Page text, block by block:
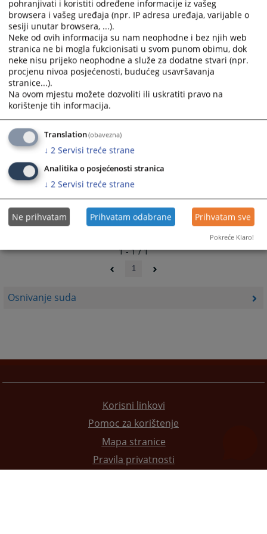
Osnivanje suda
and
select
a
date.
Press
the
question
mark
to
get
the
keyboard
shortcuts
changing
dates.
and
select
a
date.
Press
the
question
mark
get
the
keyboard
shortcuts
changing
dates.
1 - 1 / 1
1
Korisni linkovi
Pomoc za korištenje
Mapa stranice
Pravila privatnosti
pohranjivati i koristiti određene informacije iz vašeg
browsera i vašeg uređaja (npr. IP adresa uređaja, varijable o
sesiji unutar browsera, ...).
Neke od ovih informacija su nam neophodne i bez njih web
stranica ne bi mogla fukcionisati u svom punom obimu, dok
neke nisu prijeko neophodne a služe za dodatne stvari (npr.
procjenu nivoa posjećenosti, budućeg usavršavanja
stranice...).
Na ovom mjestu možete dozvoliti ili uskratiti pravo na
korištenje tih informacija.
Translation(obavezna)
↓ 2 Servisi treće strane
Analitika o posjećenosti stranica
↓ 2 Servisi treće strane
Ne prihvatam Prihvatam odabrane Prihvatam sve
Pokreće Klaro!